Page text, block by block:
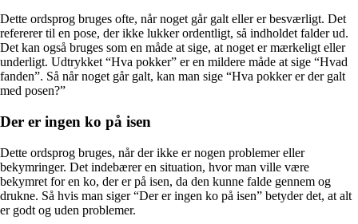
Dette ordsprog bruges ofte, når noget går galt eller er besværligt. Det
refererer til en pose, der ikke lukker ordentligt, så indholdet falder ud.
Det kan også bruges som en måde at sige, at noget er mærkeligt eller
underligt. Udtrykket “Hva pokker” er en mildere måde at sige “Hvad
fanden”. Så når noget går galt, kan man sige “Hva pokker er der galt
med posen?”
Der er ingen ko på isen
Dette ordsprog bruges, når der ikke er nogen problemer eller
bekymringer. Det indebærer en situation, hvor man ville være
bekymret for en ko, der er på isen, da den kunne falde gennem og
drukne. Så hvis man siger “Der er ingen ko på isen” betyder det, at alt
er godt og uden problemer.